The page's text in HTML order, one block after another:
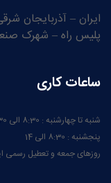
پلیس راه – شهرک
ساعات کاری
شنبه تا چهارشنبه : 8:30 الی 16:30
پنجشنبه : 8:30 الی 14
روزهای جمعه و تعطیل رسمی